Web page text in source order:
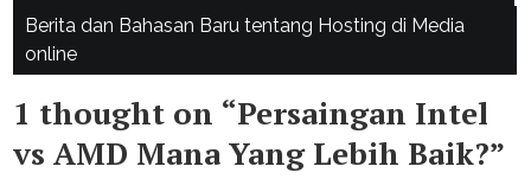
navigation
Berita dan Bahasan Baru tentang Hosting di Media
online
1 thought on “Persaingan Intel
vs AMD Mana Yang Lebih Baik?”